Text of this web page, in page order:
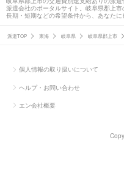
派遣会社のポータルサイト。岐阜県郡上
長期・短期などの希望条件から、あなたに
派遣TOP 東海 岐阜県 岐阜県郡上市
個人情報の取り扱いについて
ヘルプ・お問い合わせ
エン会社概要